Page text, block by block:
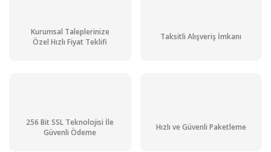
Kurumsal Taleplerinize
Özel Hızlı Fiyat Teklifi
Taksitli Alışveriş İmkanı
256 Bit SSL Teknolojisi İle
Güvenli Ödeme
Hızlı ve Güvenli Paketleme